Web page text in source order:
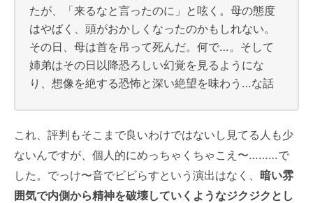
たが、「来るなと言ったのに」と呟く。母の態度
はやばく、頭がおかしくなったのかもしれない。
その日、母は首を吊って死んだ。何で…。そして
姉弟はその日以降恐ろしい幻覚を見るようにな
り、想像を絶する恐怖と深い絶望を味わう…な話
これ、評判もそこまで良いわけではないし見てる人も少
ないんですが、個人的にめっちゃくちゃこえ〜………で
した。でっけ〜音でビビらすという演出はなく、 暗い雰
囲気で内側から精神を破壊していくようなジクジクとし